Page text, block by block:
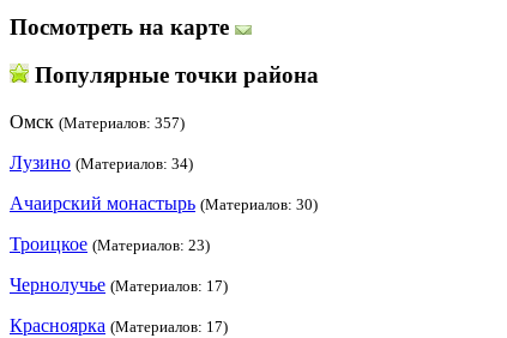
Посмотреть на карте
Популярные точки района
Омск (Материалов: 357)
Лузино (Материалов: 34)
Ачаирский монастырь (Материалов: 30)
Троицкое (Материалов: 23)
Чернолучье (Материалов: 17)
Красноярка (Материалов: 17)